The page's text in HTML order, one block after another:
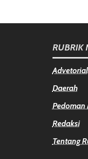
RUBRIK
Advetorial
Daerah
Pedoman
Redaksi
Tentang